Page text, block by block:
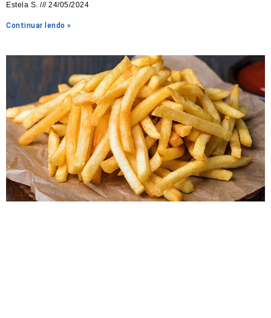
Estela S. 24/05/2024
Continuar lendo »